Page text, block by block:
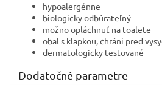
hypoalergénne
biologicky odbúrateľný
možno opláchnuť na toalete
obal s klapkou, chráni pred
dermatologicky testované
Dodatočné parametre